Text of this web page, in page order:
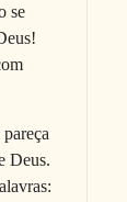
se
Deus.